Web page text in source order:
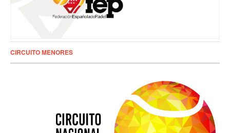
CIRCUITO MENORES